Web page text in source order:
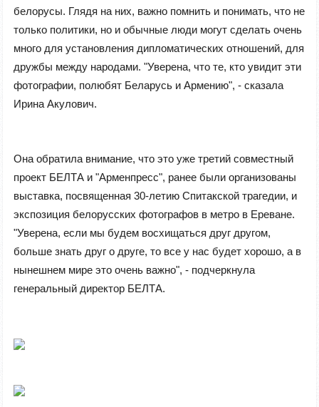
белорусы. Глядя на них, важно помнить и понимать, что не
только политики, но и обычные люди могут сделать очень
много для установления дипломатических отношений, для
дружбы между народами. "Уверена, что те, кто увидит эти
фотографии, полюбят Беларусь и Армению", - сказала
Ирина Акулович.
Она обратила внимание, что это уже третий совместный
проект БЕЛТА и "Арменпресс", ранее были организованы
выставка, посвященная 30-летию Спитакской трагедии, и
экспозиция белорусских фотографов в метро в Ереване.
"Уверена, если мы будем восхищаться друг другом,
больше знать друг о друге, то все у нас будет хорошо, а в
нынешнем мире это очень важно", - подчеркнула
генеральный директор БЕЛТА.